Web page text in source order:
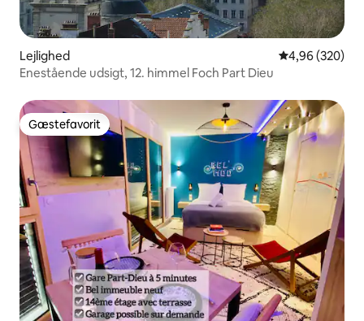
Lejlighed 4,96 ud af 5 i
4,96 (320)
Enestående udsigt, 12. himmel Foch Part Dieu
Gæstefavorit
Gæstefavorit